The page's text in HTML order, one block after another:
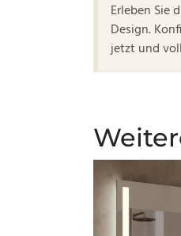
Erleben Sie
Design.
jetzt und